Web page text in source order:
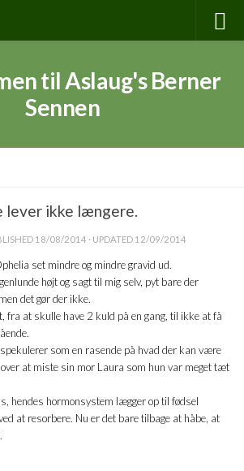
lever ikke længere.
18/08/2014 · UPDATED 12/09/2014
set mindre og mindre gravid ud.
højt og sagt til mig selv, pyt bare der
det gør der ikke.
fra at skulle have 2 kuld på en gang, til ikke at få
som en rasende på hvad der kan være
at miste sin mor Laura som hun var meget tæt
hendes hormonsystem lægger op til fødsel
at resorbere. Nu er det bare tilbage at håbe, at